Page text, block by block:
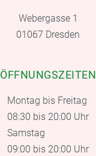
Webergasse 1
01067 Dresden
ÖFFNUNGSZEITEN
Montag bis Freitag
08:30 bis 20:00 Uhr
Samstag
09:00 bis 20:00 Uhr